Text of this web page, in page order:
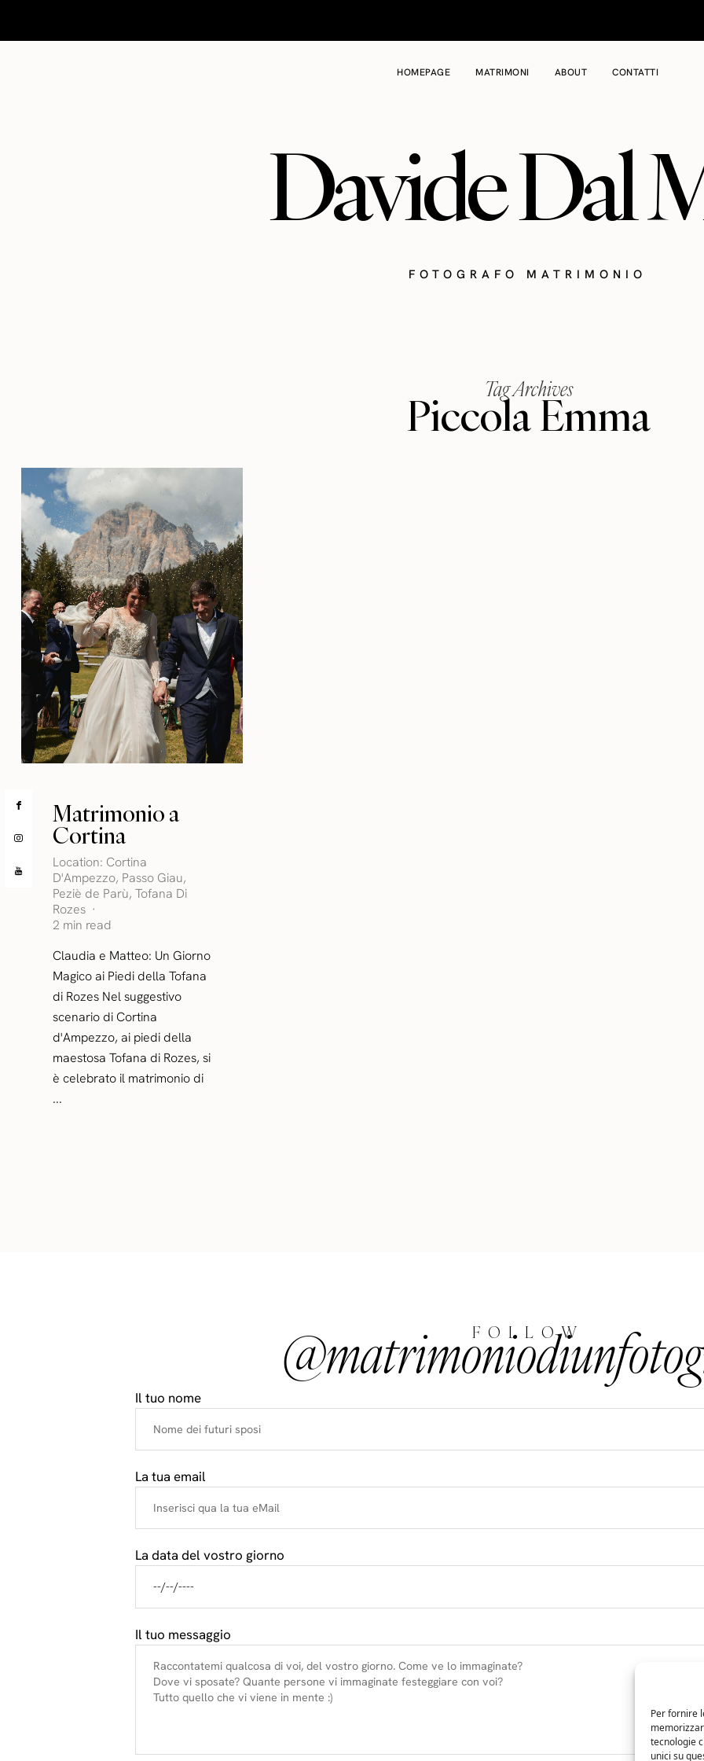
Per fornire
tecnologie
unici su
HOMEPAGE MATRIMONI ABOUT CONTATTI
Davide Dal
FOTOGRAFO MATRIMONIO
Tag Archives
Piccola Emma
Matrimonio a
Cortina
Location: Cortina
D'Ampezzo, Passo Giau,
Peziè de Parù,Tofana Di
Rozes
2 min read
Claudia e Matteo: Un Giorno
Magico ai Piedi della Tofana
di Rozes Nel suggestivo
scenario di Cortina
d'Ampezzo, ai piedi della
maestosa Tofana di Rozes, si
è celebrato il matrimonio di
...
FOLLOW
Il tuo nome
La tua email
La data del vostro giorno
Il tuo messaggio